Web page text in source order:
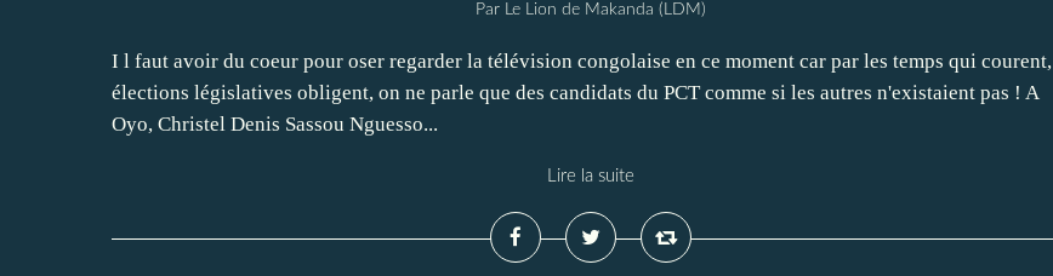
Par Le Lion de Makanda (LDM)
I l faut avoir du coeur pour oser regarder la télévision congolaise en ce moment car par les temps qui courent,
élections législatives obligent, on ne parle que des candidats du PCT comme si les autres n'existaient pas ! A
Oyo, Christel Denis Sassou Nguesso...
Lire la suite